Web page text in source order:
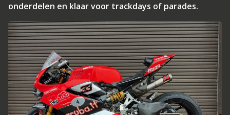
onderdelen en klaar voor trackdays of parades.